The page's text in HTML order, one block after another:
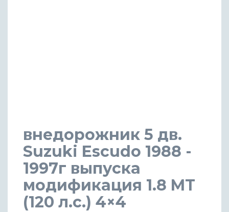
внедорожник 5 дв.
Suzuki Escudo 1988 -
1997г выпуска
модификация 1.8 MT
(120 л.с.) 4×4